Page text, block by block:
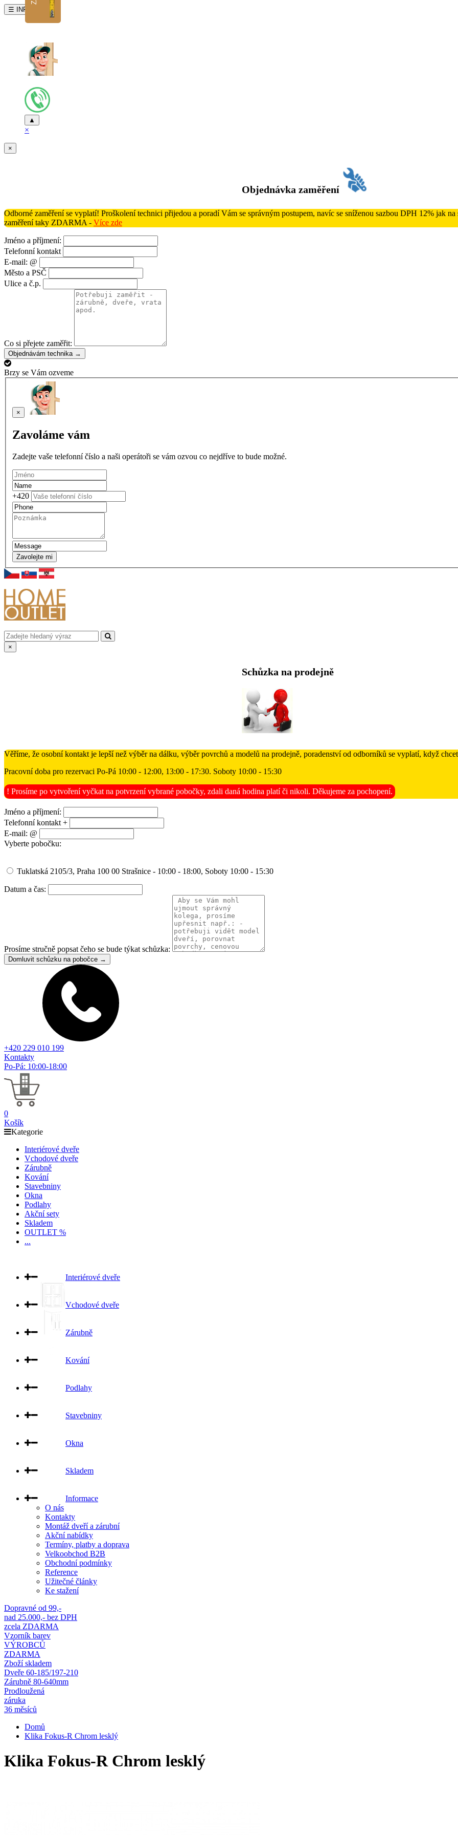
☰ INFO
▲
×
×
Objednávka zaměření
Odborné zaměření se vyplatí! Proškolení technici přijedou a poradí Vám se správným postupem, navíc se sníženou sazbou DPH 12% jak
zaměření taky ZDARMA - Více zde
Jméno a příjmení:
Telefonní kontakt
E-mail: @
Město a PSČ
Ulice a č.p.
Co si přejete zaměřit:
Objednávám technika →
Brzy se Vám ozveme
×
Zavoláme vám
Zadejte vaše telefonní číslo a naši operátoři se vám ozvou co nejdříve to bude možné.
+420
Zavolejte mi
×
Schůzka na prodejně
Věříme, že osobní kontakt je lepší než výběr na dálku, výběr povrchů a modelů na prodejně, poradenství od odborníků se vyplatí, když
Pracovní doba pro rezervaci Po-Pá 10:00 - 12:00, 13:00 - 17:30. Soboty 10:00 - 15:30
! Prosíme po vytvoření vyčkat na potvrzení vybrané pobočky, zdali daná hodina platí či nikoli. Děkujeme za pochopení.
Jméno a příjmení:
Telefonní kontakt +
E-mail: @
Vyberte pobočku:
Tuklatská 2105/3, Praha 100 00 Strašnice - 10:00 - 18:00, Soboty 10:00 - 15:30
Datum a čas:
Prosíme stručně popsat čeho se bude týkat schůzka:
Domluvit schůzku na pobočce →
+420 229 010 199
Kontakty
Po-Pá: 10:00-18:00
0
Košík
Kategorie
Interiérové dveře
Vchodové dveře
Zárubně
Kování
Stavebniny
Okna
Podlahy
Akční sety
Skladem
OUTLET %
...
Interiérové dveře
Vchodové dveře
Zárubně
Kování
Podlahy
Stavebniny
Okna
Skladem
Informace
O nás
Kontakty
Montáž dveří a zárubní
Akční nabídky
Termíny, platby a doprava
Velkoobchod B2B
Obchodní podmínky
Reference
Užitečné články
Ke stažení
Dopravné od 99,-
nad 25.000,- bez DPH
zcela ZDARMA
Vzorník barev
VÝROBCŮ
ZDARMA
Zboží skladem
Dveře 60-185/197-210
Zárubně 80-640mm
Prodloužená
záruka
36 měsíců
Domů
Klika Fokus-R Chrom lesklý
Klika Fokus-R Chrom lesklý